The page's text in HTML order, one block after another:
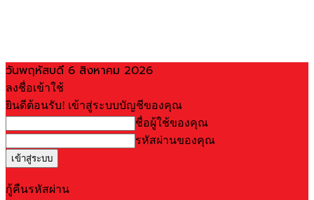
วันพฤหัสบดี 6 สิงหาคม 2026
ลงชื่อเข้าใช้
ยินดีต้อนรับ! เข้าสู่ระบบบัญชีของคุณ
ชื่อผู้ใช้ของคุณ
รหัสผ่านของคุณ
กู้คืนรหัสผ่าน